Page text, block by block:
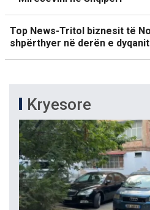
Top News-Tritol biznesit të
shpërthyer në derën e
Kryesore